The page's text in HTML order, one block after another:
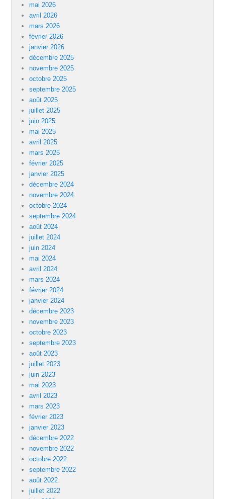
mai 2026
avril 2026
mars 2026
février 2026
janvier 2026
décembre 2025
novembre 2025
octobre 2025
septembre 2025
août 2025
juillet 2025
juin 2025
mai 2025
avril 2025
mars 2025
février 2025
janvier 2025
décembre 2024
novembre 2024
octobre 2024
septembre 2024
août 2024
juillet 2024
juin 2024
mai 2024
avril 2024
mars 2024
février 2024
janvier 2024
décembre 2023
novembre 2023
octobre 2023
septembre 2023
août 2023
juillet 2023
juin 2023
mai 2023
avril 2023
mars 2023
février 2023
janvier 2023
décembre 2022
novembre 2022
octobre 2022
septembre 2022
août 2022
juillet 2022